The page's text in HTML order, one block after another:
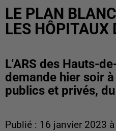
LE PLAN
LES HÔPITAUX
L'ARS des Hauts-
demande hier soir
publics et privés,
Publié : 16 janvier 2023